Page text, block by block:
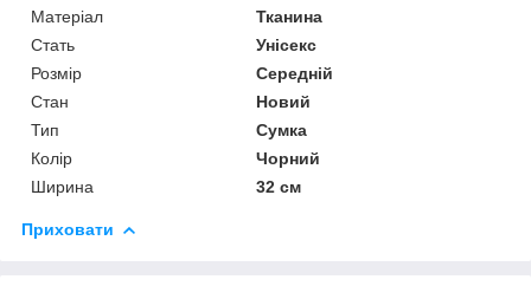
Матеріал
Тканина
Стать
Унісекс
Розмір
Середній
Стан
Новий
Тип
Сумка
Колір
Чорний
Ширина
32 см
Приховати